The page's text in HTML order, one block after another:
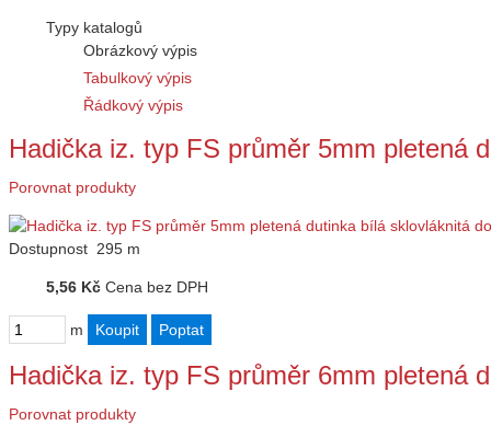
Typy katalogů
Obrázkový výpis
Tabulkový výpis
Řádkový výpis
Hadička iz. typ FS průměr 5mm pletená
Porovnat produkty
Dostupnost 295 m
5,56 Kč Cena bez DPH
m
Hadička iz. typ FS průměr 6mm pletená
Porovnat produkty